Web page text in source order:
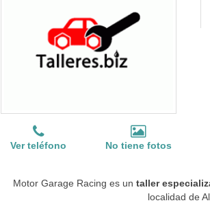
Ver teléfono No tiene fotos
Motor Garage Racing es un taller
localidad de